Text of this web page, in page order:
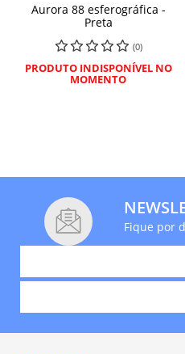
Aurora 88 esferográfica -
Preta
(0)
PRODUTO INDISPONÍVEL NO
MOMENTO
Fique por